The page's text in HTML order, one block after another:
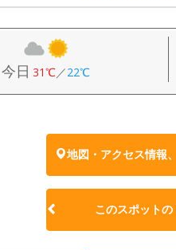
今日 31℃／22℃
地図・アクセス情報
このスポット